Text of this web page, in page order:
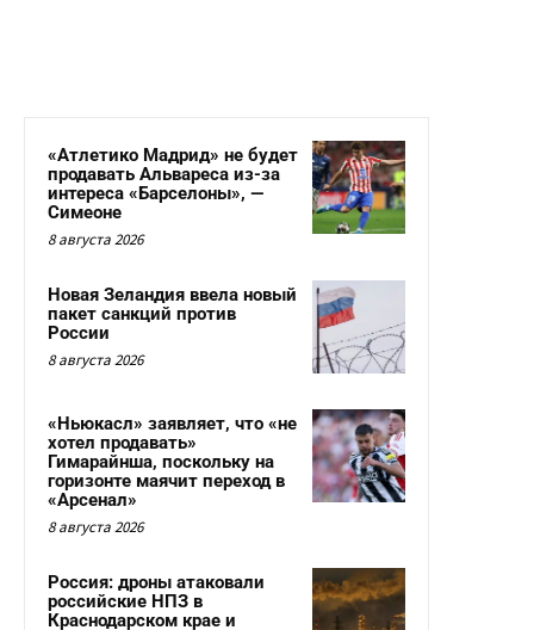
«Атлетико Мадрид» не будет
продавать Альвареса из-за
интереса «Барселоны», —
Симеоне
8 августа 2026
Новая Зеландия ввела новый
пакет санкций против
России
8 августа 2026
«Ньюкасл» заявляет, что «не
хотел продавать»
Гимарайнша, поскольку на
горизонте маячит переход в
«Арсенал»
8 августа 2026
Россия: дроны атаковали
российские НПЗ в
Краснодарском крае и